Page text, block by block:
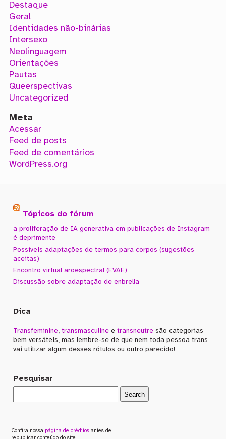
Destaque
Geral
Identidades não-binárias
Intersexo
Neolinguagem
Orientações
Pautas
Queerspectivas
Uncategorized
Meta
Acessar
Feed de posts
Feed de comentários
WordPress.org
Tópicos do fórum
a proliferação de IA generativa em publicações de Instagram
é deprimente
Possíveis adaptações de termos para corpos (sugestões
aceitas)
Encontro virtual aroespectral (EVAE)
Discussão sobre adaptação de enbrella
Dica
Transfeminine ,transmasculine etransneutre são categorias
bem versáteis, mas lembre-se de que nem toda pessoa trans
vai utilizar algum desses rótulos ou outro parecido!
Pesquisar
Confira nossa página de créditos antes de